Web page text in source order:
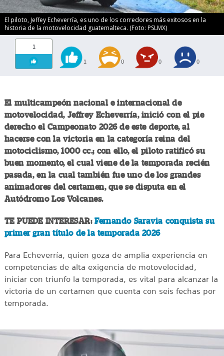
El piloto, Jeffey Echeverría, es uno de los corredores más exitosos en la
historia de la motovelocidad guatemalteca. (Foto: PSLMX)
1
1 0 0 0
El multicampeón nacional e internacional de
motovelocidad, Jeffrey Echeverría, inició con el pie
derecho el Campeonato 2026 de este deporte, al
hacerse con la victoria en la categoría reina del
motociclismo, 1000 cc.; con ello, el piloto ratificó su
buen momento, el cual viene de la temporada recién
pasada, en la cual también fue uno de los grandes
animadores del certamen, que se disputa en el
Autódromo Los Volcanes.
TE PUEDE INTERESAR:Fernando Saravia conquista su
primer gran título de la temporada 2026
Para Echeverría, quien goza de amplia experiencia en
competencias de alta exigencia de motovelocidad,
iniciar con triunfo la temporada, es vital para alcanzar la
victoria de un certamen que cuenta con seis fechas por
temporada.